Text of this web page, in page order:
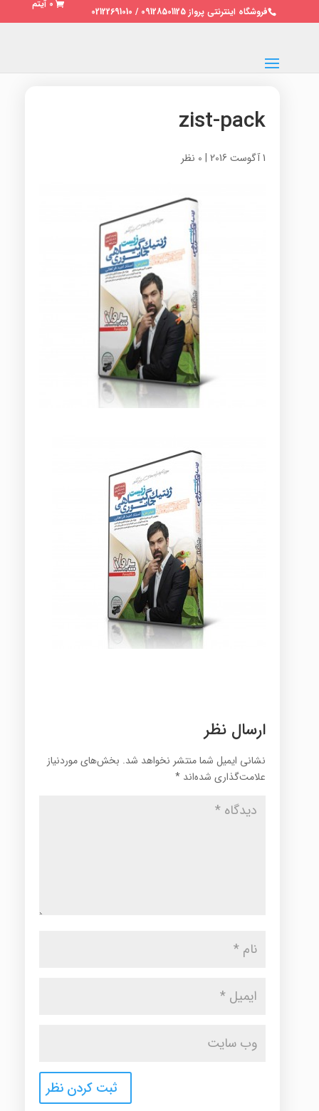
فروشگاه اینترنتی پرواز 09128501125 / 02122691010
0 آیتم
zist-pack
1 آگوست 2016 | 0 نظر
ارسال نظر
نشانی ایمیل شما منتشر نخواهد شد. بخش‌های موردنیاز
علامت‌گذاری شده‌اند *